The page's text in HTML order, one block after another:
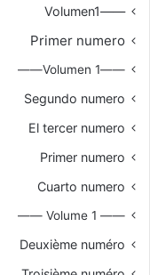
——Volumen1
Primer numero
——Volumen 1——
Segundo numero
El tercer numero
Primer numero
Cuarto numero
—— Volume 1 ——
Deuxième numéro